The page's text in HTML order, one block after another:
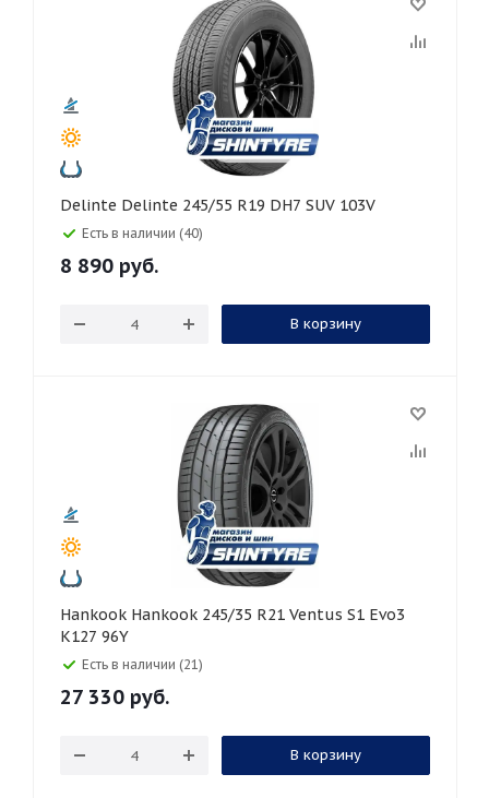
Delinte Delinte 245/55 R19 DH7 SUV 103V
Есть в наличии (40)
8 890 руб.
В корзину
Hankook Hankook 245/35 R21 Ventus S1 Evo3
K127 96Y
Есть в наличии (21)
27 330 руб.
В корзину